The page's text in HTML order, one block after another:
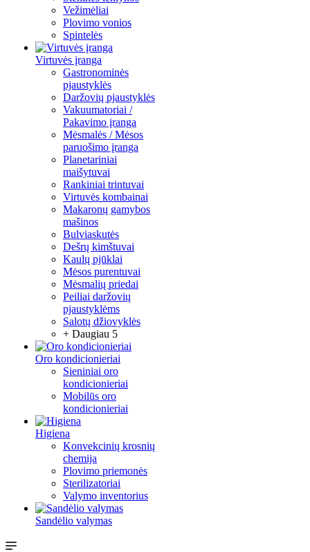
Vežimėliai
Plovimo vonios
Spintelės
Virtuvės įranga
Gastronominės
pjaustyklės
Daržovių pjaustyklės
Vakuumatoriai /
Pakavimo įranga
Mėsmalės / Mėsos
paruošimo įranga
Planetariniai
maišytuvai
Rankiniai trintuvai
Virtuvės kombainai
Makaronų gamybos
mašinos
Bulviaskutės
Dešrų kimštuvai
Kaulų pjūklai
Mėsos purentuvai
Mėsmalių priedai
Peiliai daržovių
pjaustyklėms
Salotų džiovyklės
+ Daugiau 5
Oro kondicionieriai
Sieniniai oro
kondicionieriai
Mobilūs oro
kondicionieriai
Higiena
Konvekcinių krosnių
chemija
Plovimo priemonės
Sterilizatoriai
Valymo inventorius
Sandėlio valymas